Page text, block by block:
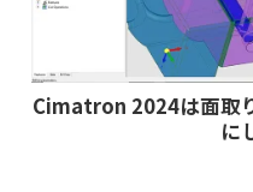
Cimatron 2024は面取
に